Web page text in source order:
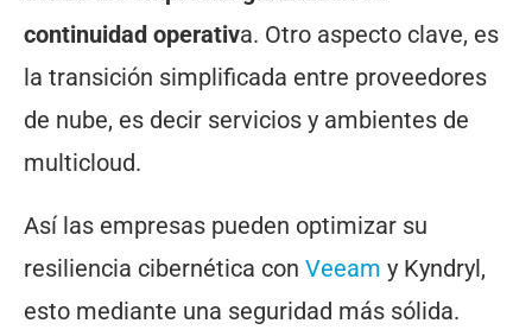
continuidad operativa. Otro aspecto clave, es
la transición simplificada entre proveedores
de nube, es decir servicios y ambientes de
multicloud.
Así las empresas pueden optimizar su
resiliencia cibernética con Veeam y Kyndryl,
esto mediante una seguridad más sólida.